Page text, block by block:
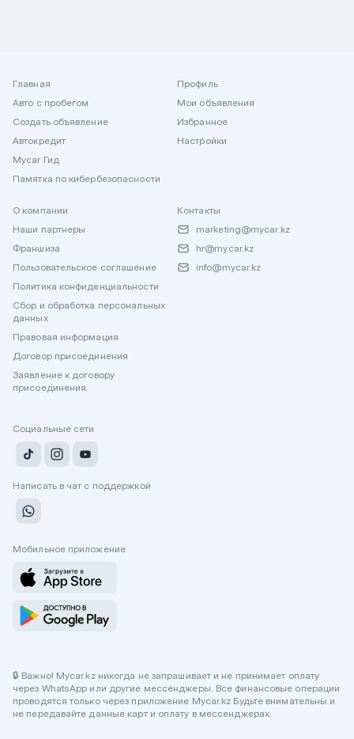
Главная
Авто с пробегом
Создать объявление
Автокредит
Mycar Гид
Памятка по кибербезопасности
Профиль
Мои объявления
Избранное
Настройки
О компании
Наши партнеры
Франшиза
Пользовательское соглашение
Политика конфиденциальности
Сбор и обработка персональных
данных
Правовая информация
Договор присоединения
Заявление к договору
присоединения
Контакты
marketing@mycar.kz
hr@mycar.kz
info@mycar.kz
Социальные сети
Написать в чат с поддержкой
Мобильное приложение
🔒 Важно! Mycar.kz никогда не запрашивает и не принимает оплату
через WhatsApp или другие мессенджеры. Все финансовые операции
проводятся только через приложение Mycar.kz Будьте внимательны и
не передавайте данные карт и оплату в мессенджерах.